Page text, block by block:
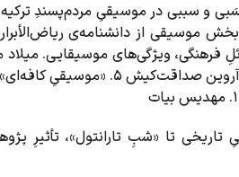
و سببی در موسیقیِ مردم‌پسندِ
و تحلیل بخش موسیقی از دانشنامه‌ی
گفتمان‌شناختیِ اصطلاحِ «موسیقی
تاریخی تا «شبِ تارانتول»، تأثیرِ